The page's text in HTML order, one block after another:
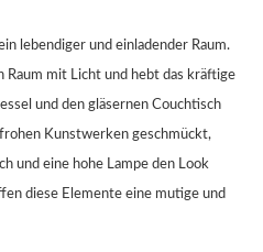
lebendiger und einladender Raum.
Raum mit Licht und hebt das kräftige
und den gläsernen Couchtisch
Kunstwerken geschmückt,
und eine hohe Lampe den Look
diese Elemente eine mutige und